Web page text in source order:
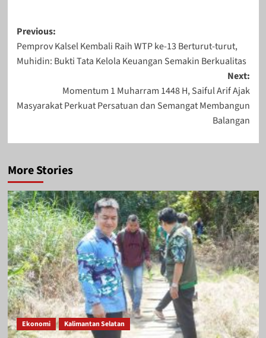
Post
navigation
Previous:
Pemprov Kalsel Kembali Raih WTP ke-13 Berturut-turut,
Muhidin: Bukti Tata Kelola Keuangan Semakin Berkualitas
Next:
Momentum 1 Muharram 1448 H, Saiful Arif Ajak
Masyarakat Perkuat Persatuan dan Semangat Membangun
Balangan
More Stories
Ekonomi Kalimantan Selatan